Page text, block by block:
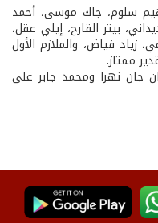
سلوم، جاك موسى، أحمد
بيتر القارح، إيلي عقل،
زياد فياض، والملازم الأول
ممتاز.
جان نهرا ومحمد جابر على